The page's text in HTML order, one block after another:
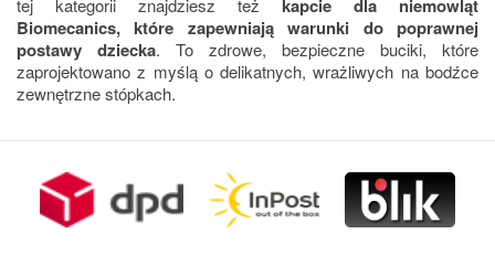
tej kategorii znajdziesz też kapcie dla niemowląt
Biomecanics, które zapewniają warunki do poprawnej
postawy dziecka. To zdrowe, bezpieczne buciki, które
zaprojektowano z myślą o delikatnych, wrażliwych na bodźce
zewnętrzne stópkach.